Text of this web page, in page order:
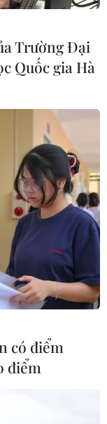
hộ chiếu của
Nóng cùng
nỗ lực chuẩn bị
tâm giành
Trường Đại
Quốc gia Hà
có điểm
điểm